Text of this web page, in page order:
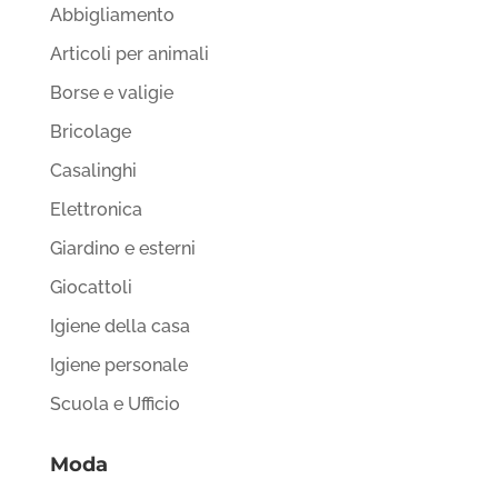
Abbigliamento
Articoli per animali
Borse e valigie
Bricolage
Casalinghi
Elettronica
Giardino e esterni
Giocattoli
Igiene della casa
Igiene personale
Scuola e Ufficio
Moda